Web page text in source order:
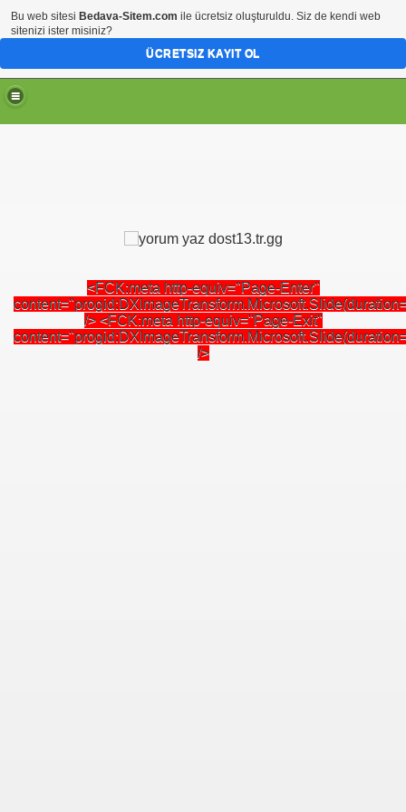
<FCK:meta http-equiv="Page-Enter"
/> <FCK:meta http-equiv="Page-Exit"
/>
Bu web sitesi Bedava-Sitem.com ile ücretsiz oluşturuldu. Siz de kendi web
sitenizi ister misiniz?
ÜCRETSIZ KAYIT OL